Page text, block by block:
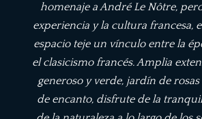
homenaje a André Le Nôtre,
experiencia y la cultura francesa,
espacio teje un vínculo entre la
el clasicismo francés. Amplia
generoso y verde, jardín de
de encanto, disfrute de la